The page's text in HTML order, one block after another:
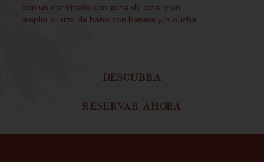
con un dormitorio con zona de estar y un
amplio cuarto de baño con bañera y/o ducha.
DESCUBRA
RESERVAR AHORA